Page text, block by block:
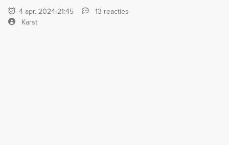
4 apr. 2024 21:45
13 reacties
Karst